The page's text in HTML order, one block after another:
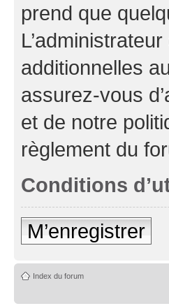
prend que
additionnelles
assurez-vous
et de notre
règlement du
Conditions
M’enregistrer
Index du forum